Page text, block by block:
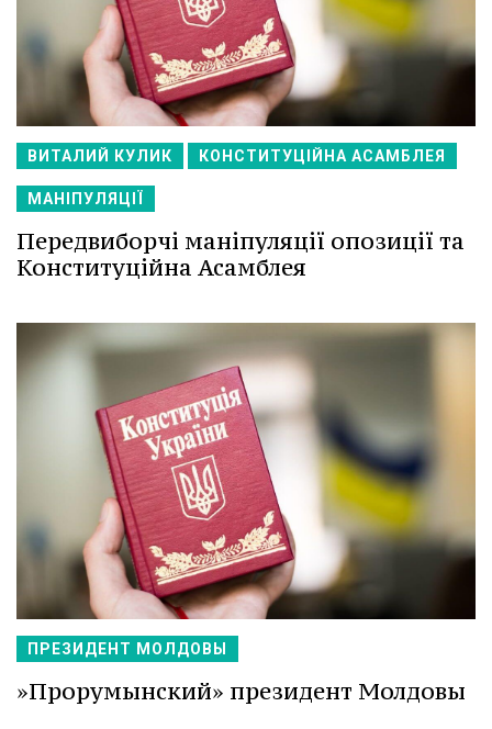
ВИТАЛИЙ КУЛИК КОНСТИТУЦІЙНА АСАМБЛЕЯ
МАНІПУЛЯЦІЇ
Передвиборчі маніпуляції опозиції та
Конституційна Асамблея
ПРЕЗИДЕНТ МОЛДОВЫ
»Прорумынский» президент Молдовы